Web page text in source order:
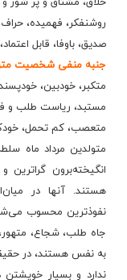
روشنفکر، فهمیده‌،
صدیق‌، باوفا، قابل‌
جنبه‌ منفی‌ شخصیت‌
متکبر، خودبین‌،
مستبد، ریاست‌ طلب‌ و
متعصب‌، کم‌ تحمل‌،
متولدین‌ مرداد ماه‌
انگیخته‌برون‌
هستند. آنها در
نفوذترین‌ محسوب‌
جاه‌ طلب‌، شجاع‌،
به‌ نفس‌ هستند، در
ندارد و بسیار خویشتن‌